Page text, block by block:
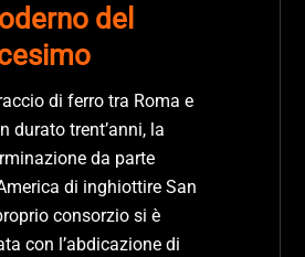
del
di ferro tra Roma e
durato trent’anni, la
da parte
di inghiottire San
consorzio si è
con l’abdicazione di